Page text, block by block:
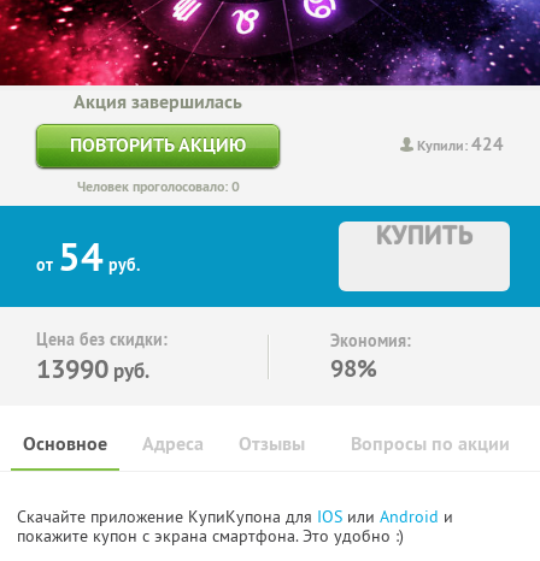
Купили:424
Акция завершилась
ПОВТОРИТЬ АКЦИЮ
Человек проголосовало: 0
от 54 руб.
КУПИТЬ
Цена без скидки:
13990 руб.
Экономия:
98%
Основное Отзывы Вопросы по акции
Адреса
Скачайте приложение КупиКупона для IOS или Android и
покажите купон с экрана смартфона. Это удобно :)